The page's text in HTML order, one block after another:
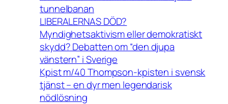
tunnelbanan
LIBERALERNAS DÖD?
Myndighetsaktivism eller demokratiskt
skydd? Debatten om “den djupa
vänstern” i Sverige
Kpist m/40 Thompson-kpisten i svensk
tjänst – en dyr men legendarisk
nödlösning